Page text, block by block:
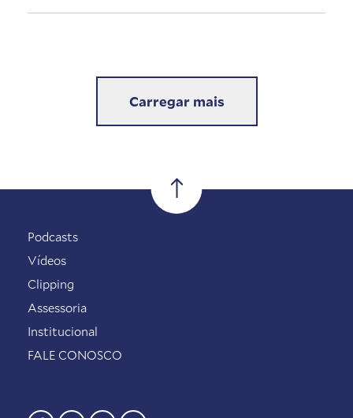
Carregar mais
Podcasts
Vídeos
Clipping
Assessoria
Institucional
FALE CONOSCO